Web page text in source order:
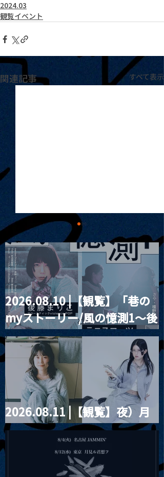
2024.03
観覧イベント
関連記事 すべて表示
MoonRomantic
Channel1周年記念Live
2026.08.10 |【観覧】「巷の
myストーリー/風の憶測1～後
藤まりこアコースティック
violence POPとテニスコー
ツ」
2026.08.11 |【観覧】夜）月
見ル君想フpre. Sugar Shock